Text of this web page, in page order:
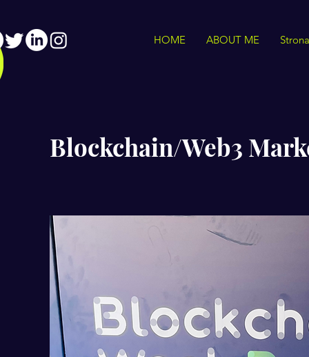
HOME ABOUT ME
Blockchain/Web3